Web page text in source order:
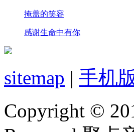
掩盖的笑容
感谢生命中有你
sitemap | 手机
Copyright ©